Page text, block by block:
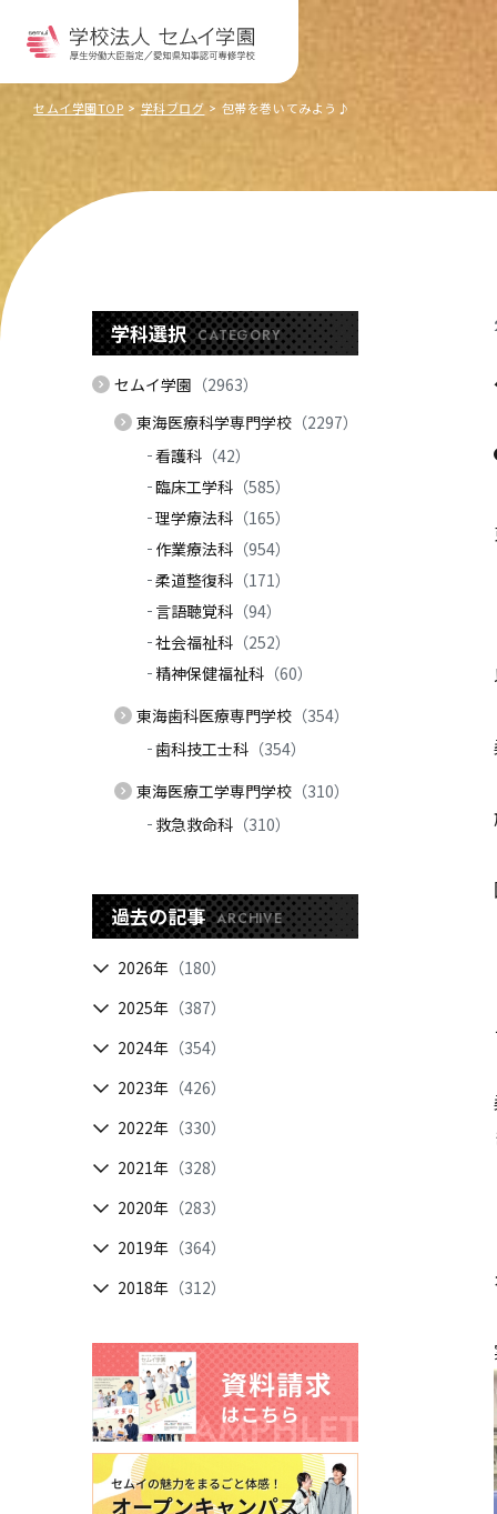
セムイ学園TOP 学科ブログ 包帯を巻いてみよう♪
学科選択 CATEGORY
セムイ学園 （2963）
東海医療科学専門学校 （2297）
看護科 （42）
臨床工学科 （585）
理学療法科 （165）
作業療法科 （954）
柔道整復科 （171）
言語聴覚科 （94）
社会福祉科 （252）
精神保健福祉科 （60）
東海歯科医療専門学校 （354）
歯科技工士科 （354）
東海医療工学専門学校 （310）
救急救命科 （310）
過去の記事 ARCHIVE
2026年 （180）
2025年 （387）
2024年 （354）
2023年 （426）
2022年 （330）
2021年 （328）
2020年 （283）
2019年 （364）
2018年 （312）